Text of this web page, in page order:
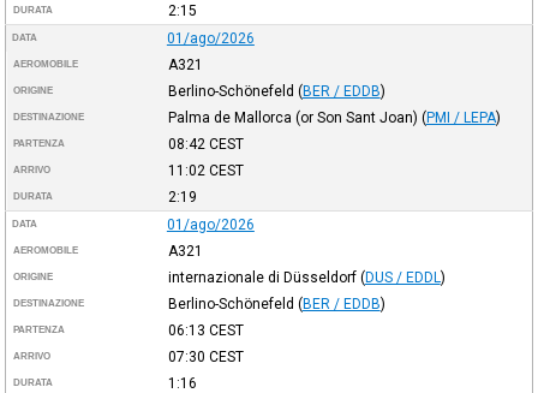
DURATA 2:15
DATA 01/ago/2026
AEROMOBILE A321
ORIGINE Berlino-Schönefeld (BER / EDDB)
DESTINAZIONE Palma de Mallorca (or Son Sant Joan) (PMI / LEPA)
PARTENZA 08:42 CEST
ARRIVO 11:02 CEST
DURATA 2:19
DATA 01/ago/2026
AEROMOBILE A321
ORIGINE internazionale di Düsseldorf (DUS / EDDL )
DESTINAZIONE Berlino-Schönefeld (BER / EDDB)
PARTENZA 06:13 CEST
ARRIVO 07:30 CEST
DURATA 1:16